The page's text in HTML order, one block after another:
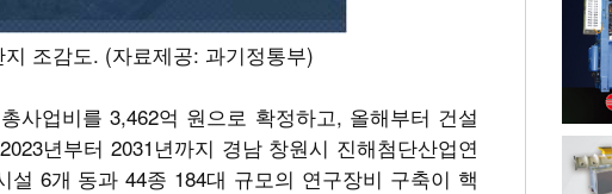
조감도. (자료제공: 과기정통부)
사업비를 3,462억 원으로 확정하고, 올해부터 건설
년부터 2031년까지 경남 창원시 진해첨단산업연
설 6개 동과 44종 184대 규모의 연구장비 구축이 핵